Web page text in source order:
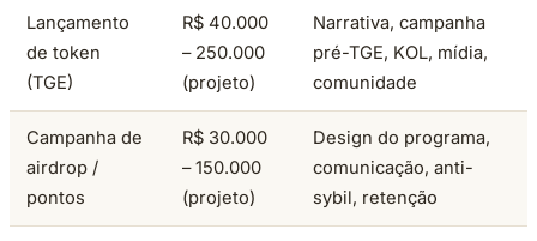
Lançamento
de token
(TGE)
R$ 40.000
– 250.000
(projeto)
Narrativa, campanha
pré-TGE, KOL, mídia,
comunidade
Campanha de
airdrop /
pontos
R$ 30.000
– 150.000
(projeto)
Design do programa,
comunicação, anti-
sybil, retenção